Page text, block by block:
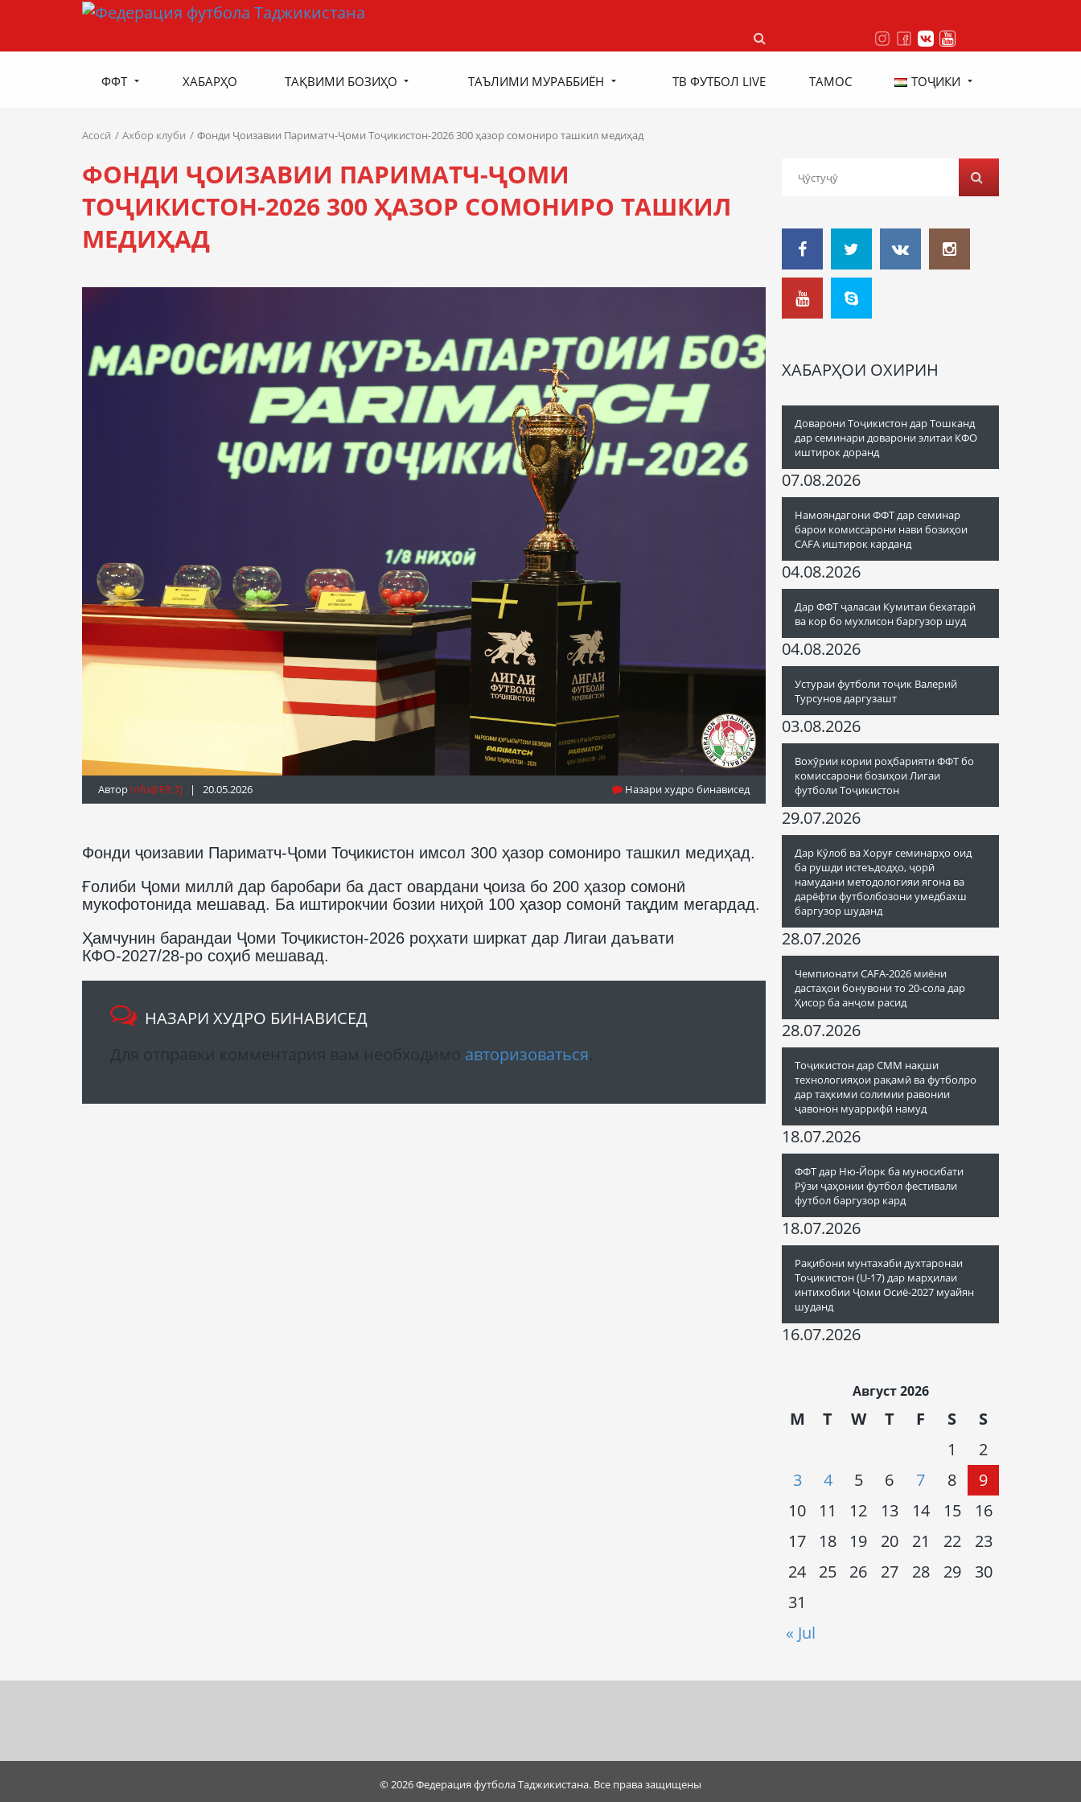
ФФТ ХАБАРҲО ТАҚВИМИ БОЗИҲО ТАЪЛИМИ МУРАББИЁН ТВ ФУТБОЛ LIVE ТАМОС ТОҶИКИ
Асосӣ Ахбор клуби Фонди Ҷоизавии Париматч-Ҷоми Тоҷикистон-2026 300 ҳазор сомониро ташкил медиҳад
ФОНДИ ҶОИЗАВИИ ПАРИМАТЧ-ҶОМИ
ТОҶИКИСТОН-2026 300 ҲАЗОР СОМОНИРО ТАШКИЛ
МЕДИҲАД
Автор Info@fft.tj | 20.05.2026 Назари худро бинависед
Фонди ҷоизавии Париматч-Ҷоми Тоҷикистон имсол 300 ҳазор сомониро ташкил медиҳад.
Ғолиби Ҷоми миллӣ дар баробари ба даст овардани ҷоиза бо 200 ҳазор сомонӣ
мукофотонида мешавад. Ба иштирокчии бозии ниҳоӣ 100 ҳазор сомонӣ тақдим мегардад.
Ҳамчунин барандаи Ҷоми Тоҷикистон-2026 роҳхати ширкат дар Лигаи даъвати
КФО-2027/28-ро соҳиб мешавад.
НАЗАРИ ХУДРО БИНАВИСЕД
авторизоваться
ХАБАРҲОИ ОХИРИН
Доварони Тоҷикистон дар Тошканд
дар семинари доварони элитаи КФО
иштирок доранд
07.08.2026
Намояндагони ФФТ дар семинар
барои комиссарони нави бозиҳои
CAFA иштирок карданд
04.08.2026
Дар ФФТ ҷаласаи Кумитаи бехатарӣ
ва кор бо мухлисон баргузор шуд
04.08.2026
Устураи футболи тоҷик Валерий
Турсунов даргузашт
03.08.2026
Вохӯрии кории роҳбарияти ФФТ бо
комиссарони бозиҳои Лигаи
футболи Тоҷикистон
29.07.2026
Дар Кӯлоб ва Хоруғ семинарҳо оид
ба рушди истеъдодҳо, ҷорӣ
намудани методологияи ягона ва
дарёфти футболбозони умедбахш
баргузор шуданд
28.07.2026
Чемпионати CAFA-2026 миёни
дастаҳои бонувони то 20-сола дар
Ҳисор ба анҷом расид
28.07.2026
Тоҷикистон дар СММ нақши
технологияҳои рақамӣ ва футболро
дар таҳкими солимии равонии
ҷавонон муаррифӣ намуд
18.07.2026
ФФТ дар Ню-Йорк ба муносибати
Рӯзи ҷаҳонии футбол фестивали
футбол баргузор кард
18.07.2026
Рақибони мунтахаби духтаронаи
Тоҷикистон (U-17) дар марҳилаи
интихобии Ҷоми Осиё-2027 муайян
шуданд
16.07.2026
Август 2026
M T W T F S S
« Jul
1
2
3
4 5 6 7 8
9
10
11 12 13 14 15
16
17
18 19 20 21 22
23
24
25 26 27 28 29
30
31
© 2026 Федерация футбола Таджикистана. Все права защищены